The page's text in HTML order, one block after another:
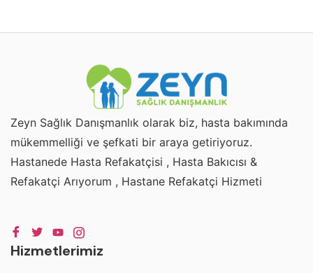
Zeyn Sağlık Danışmanlık olarak biz, hasta bakımında
mükemmelliği ve şefkati bir araya getiriyoruz.
Hastanede Hasta Refakatçisi , Hasta Bakıcısı &
Refakatçi Arıyorum , Hastane Refakatçi Hizmeti
Hizmetlerimiz